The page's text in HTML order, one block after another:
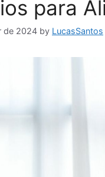
para
de 2024 by LucasSantos